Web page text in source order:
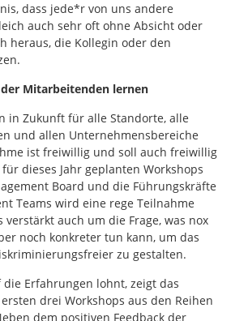
dass jede*r von uns andere
auch sehr oft ohne Absicht oder
heraus, die Kollegin oder den
Mitarbeitenden lernen
in Zukunft für alle Standorte, alle
und allen Unternehmensbereiche
ist freiwillig und soll auch freiwillig
dieses Jahr geplanten Workshops
Board und die Führungskräfte
Teams wird eine rege Teilnahme
auch um die Frage, was nox
noch konkreter tun kann, um das
zu gestalten.
die Erfahrungen lohnt, zeigt das
drei Workshops aus den Reihen
dem positiven Feedback der